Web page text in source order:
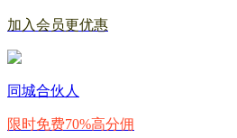
加入会员更优惠
同城合伙人
限时免费70%高分佣